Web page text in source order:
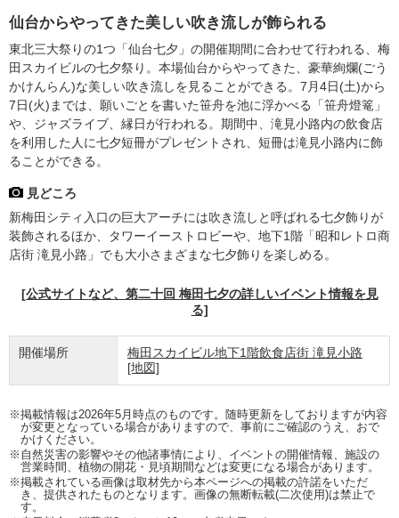
仙台からやってきた美しい吹き流しが飾られる
東北三大祭りの1つ「仙台七夕」の開催期間に合わせて行われる、梅
田スカイビルの七夕祭り。本場仙台からやってきた、豪華絢爛(ごう
かけんらん)な美しい吹き流しを見ることができる。7月4日(土)から
7日(火)までは、願いごとを書いた笹舟を池に浮かべる「笹舟燈篭」
や、ジャズライブ、縁日が行われる。期間中、滝見小路内の飲食店
を利用した人に七夕短冊がプレゼントされ、短冊は滝見小路内に飾
ることができる。
見どころ
新梅田シティ入口の巨大アーチには吹き流しと呼ばれる七夕飾りが
装飾されるほか、タワーイーストロビーや、地下1階「昭和レトロ商
店街 滝見小路」でも大小さまざまな七夕飾りを楽しめる。
[公式サイトなど、第二十回 梅田七夕の詳しいイベント情報を見
る]
開催場所
梅田スカイビル地下1階飲食店街 滝見小路
[地図]
※掲載情報は2026年5月時点のものです。随時更新をしておりますが内容
が変更となっている場合がありますので、事前にご確認のうえ、おで
かけください。
※自然災害の影響やその他諸事情により、イベントの開催情報、施設の
営業時間、植物の開花・見頃期間などは変更になる場合があります。
※掲載されている画像は取材先から本ページへの掲載の許諾をいただ
き、提供されたものとなります。画像の無断転載(二次使用)は禁止で
す。